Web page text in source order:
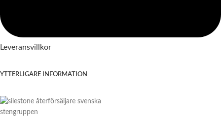
Leveransvillkor
YTTERLIGARE INFORMATION